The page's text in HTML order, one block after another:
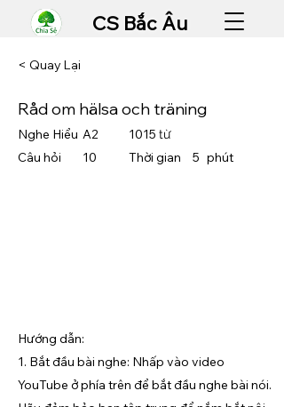
CS Bắc Âu
< Quay Lại
Råd om hälsa och träning
Nghe Hiểu A2
Câu hỏi
10
từ
1015
Thời gian
5 ​phút
Hướng dẫn:
1. Bắt đầu bài nghe: Nhấp vào video
YouTube ở phía trên để bắt đầu nghe bài nói.